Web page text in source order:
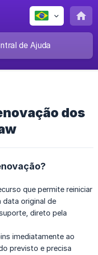
dos
que permite reiniciar
data original de
direto pela
imediatamente ao
previsto e precisa